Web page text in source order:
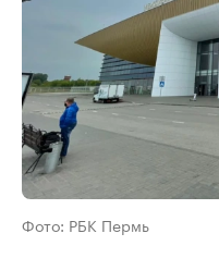
Фото: РБК Пермь